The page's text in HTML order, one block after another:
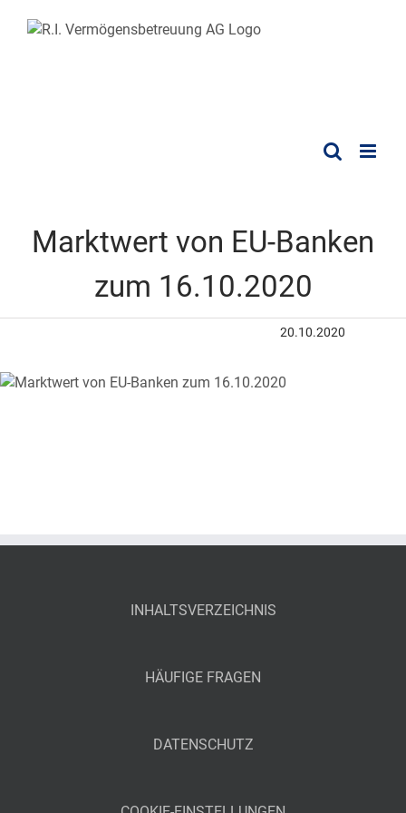
Marktwert von EU-Banken
zum 16.10.2020
20.10.2020
INHALTSVERZEICHNIS
HÄUFIGE FRAGEN
DATENSCHUTZ